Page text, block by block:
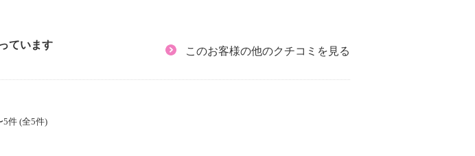
ています
このお客様の他のクチコミを見る
5件 (全5件)